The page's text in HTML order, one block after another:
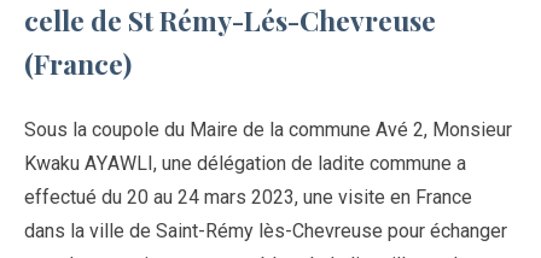
celle de St Rémy-Lés-Chevreuse
(France)
Sous la coupole du Maire de la commune Avé 2, Monsieur
Kwaku AYAWLI, une délégation de ladite commune a
effectué du 20 au 24 mars 2023, une visite en France
dans la ville de Saint-Rémy lès-Chevreuse pour échanger